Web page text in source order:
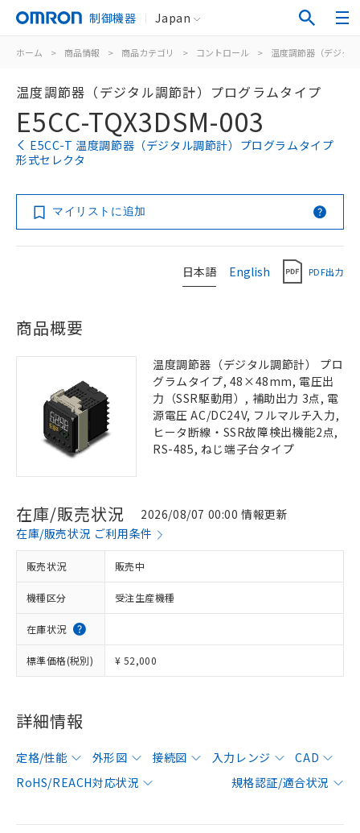
制御機器 Japan
ホーム > 商品情報 > 商品カテゴリ > コントロール > 温度調節器（デジタ
温度調節器（デジタル調節計）プログラムタイプ
E5CC-TQX3DSM-003
E5CC-T 温度調節器（デジタル調節計）プログラムタイプ
形式セレクタ
マイリストに追加
日本語 English PDF出力
商品概要
温度調節器（デジタル調節計） プロ
グラムタイプ, 48×48mm, 電圧出
力（SSR駆動用）, 補助出力 3点, 電
源電圧 AC/DC24V, フルマルチ入力,
ヒータ断線・SSR故障検出機能2点,
RS-485, ねじ端子台タイプ
在庫/販売状況
2026/08/07 00:00 情報更新
在庫/販売状況 ご利用条件
販売状況 販売中
機種区分 受注生産機種
在庫状況
標準価格(税別) ¥ 52,000
詳細情報
定格/性能 外形図 接続図 入力レンジ
CAD
RoHS/REACH対応状況
規格認証/適合状況